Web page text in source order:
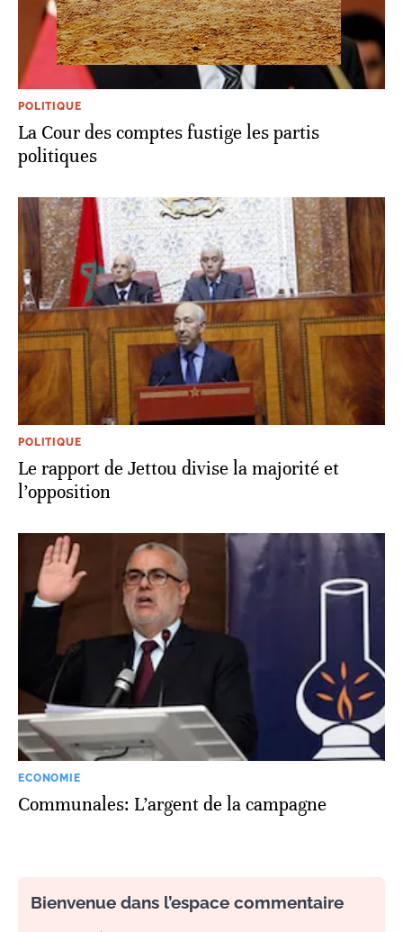
POLITIQUE
La Cour des comptes fustige les partis
politiques
POLITIQUE
Le rapport de Jettou divise la majorité et
l’opposition
ECONOMIE
Communales: L’argent de la campagne
Bienvenue dans l’espace commentaire